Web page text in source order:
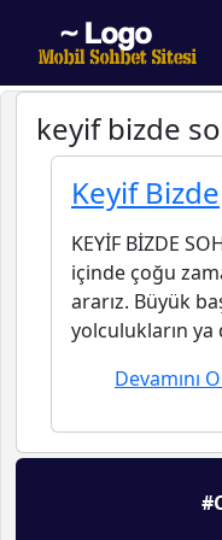
keyif bizde
Keyif Bizde
KEYİF BİZDE
içinde çoğu
ararız. Büyük
yolculukların
Devamını